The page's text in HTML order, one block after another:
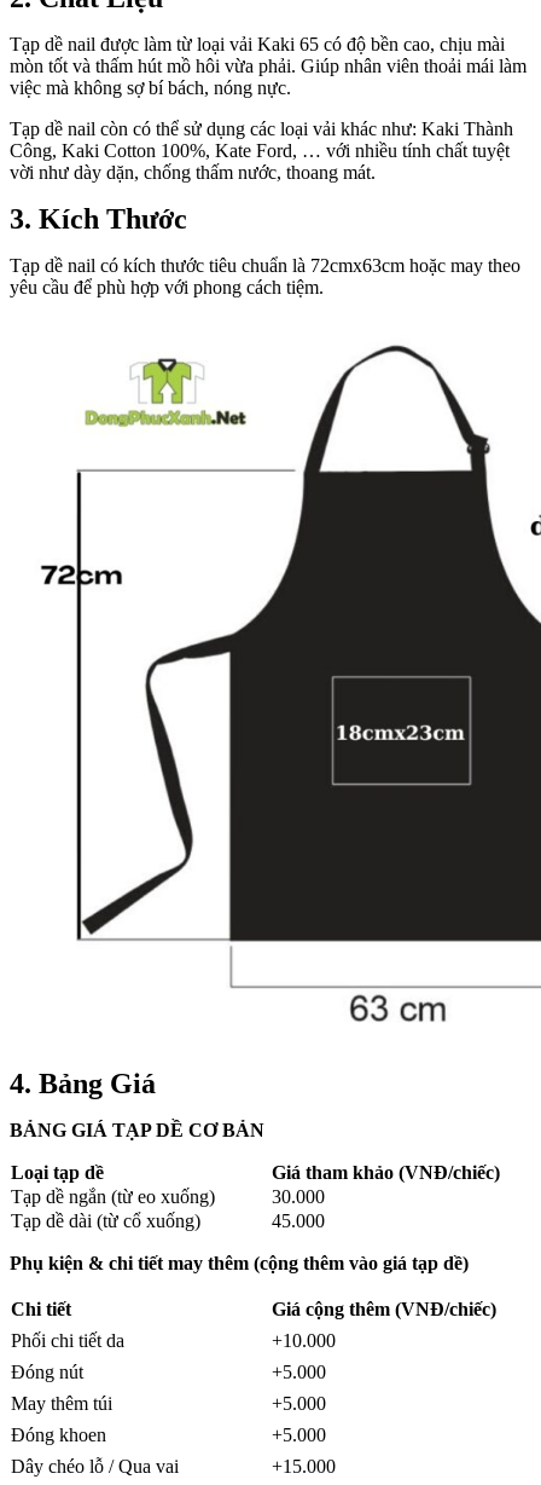
Tạp dề nail được làm từ loại vải Kaki 65 có độ bền cao, chịu mài
mòn tốt và thấm hút mồ hôi vừa phải. Giúp nhân viên thoải mái làm
việc mà không sợ bí bách, nóng nực.
Tạp dề nail còn có thể sử dụng các loại vải khác như: Kaki Thành
Công, Kaki Cotton 100%, Kate Ford, … với nhiều tính chất tuyệt
vời như dày dặn, chống thấm nước, thoang mát.
3. Kích Thước
Tạp dề nail có kích thước tiêu chuẩn là 72cmx63cm hoặc may theo
yêu cầu để phù hợp với phong cách tiệm.
4. Bảng Giá
BẢNG GIÁ TẠP DỀ CƠ BẢN
Loại tạp dề
Giá tham khảo (VNĐ/chiếc)
Tạp dề ngắn (từ eo xuống)
30.000
Tạp dề dài (từ cổ xuống)
45.000
Phụ kiện & chi tiết may thêm (cộng thêm vào giá tạp dề)
Chi tiết
Giá cộng thêm (VNĐ/chiếc)
Phối chi tiết da
+10.000
Đóng nút
+5.000
May thêm túi
+5.000
Đóng khoen
+5.000
Dây chéo lỗ / Qua vai
+15.000